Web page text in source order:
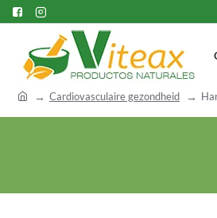
Cardiovasculaire gezondheid